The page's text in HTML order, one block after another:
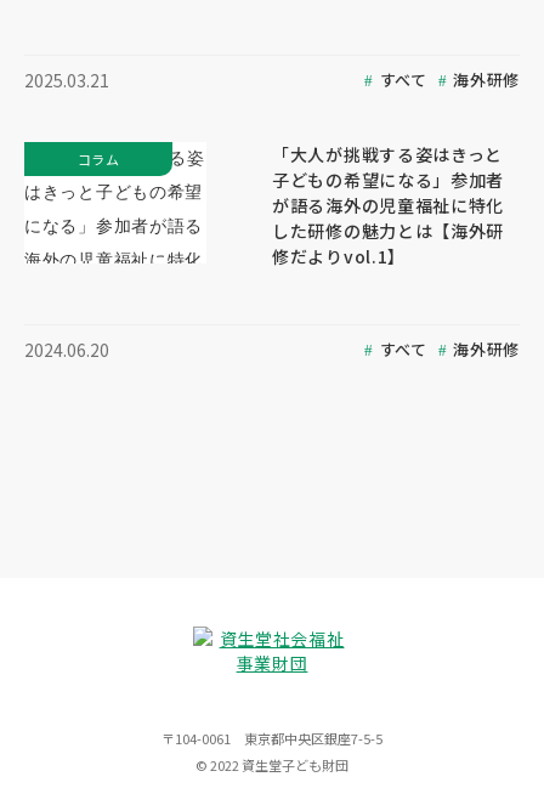
2025.03.21 すべて 海外研修
「大人が挑戦する姿はきっと
子どもの希望になる」参加者
が語る海外の児童福祉に特化
した研修の魅力とは【海外研
修だよりvol.1】
2024.06.20 すべて 海外研修
コラム
〒104-0061 東京都中央区銀座7-5-5
© 2022 資生堂子ども財団